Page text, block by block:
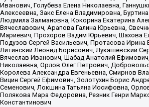
Иванович, Голубева Елена Николаевна,
Алексеевна, Закс Елена Владимировна,
Людмила Залмановна, Кокорина Екатерина
Вячеславович, Арапова Галина Юрьевна,
Мариевич, Прохоров Вадим Юрьевич, Шахова
Подузов Сергей Васильевич, Протасова Ирина
Литинский Леонид Борисович, Лукашевский
Вячеслав Иванович, Шабад Анатолий
Николаевна, Орлов Олег Петрович,
Королева Александра Евгеньевна, Смирнов
Вицин Сергей Ефимович, Золотухин Борис
Семенович, Локшина Татьяна Иосифовна,
Полякова Мара Федоровна, Резник Генри
Константинович